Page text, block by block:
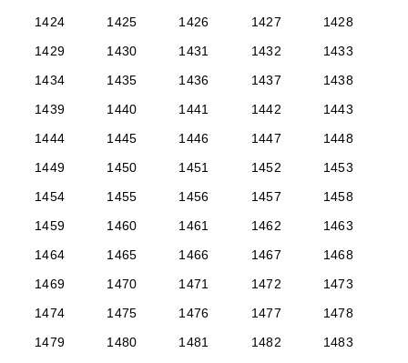
1424 1425 1426 1427
1428
1429
1430 1431 1432
1433
1434
1435 1436 1437
1438
1439
1440 1441 1442
1443
1444
1445 1446 1447
1448
1449
1450 1451 1452
1453
1454
1455 1456 1457
1458
1459
1460 1461 1462
1463
1464
1465 1466 1467
1468
1469
1470 1471 1472
1473
1474
1475 1476 1477
1478
1479
1480 1481 1482
1483